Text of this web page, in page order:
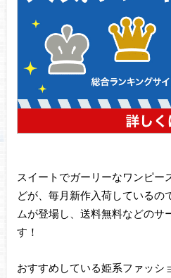
スイートでガーリーなワンピー
どが、毎月新作入荷しているの
ムが登場し、送料無料などのサ
す！
おすすめしている姫系ファッシ